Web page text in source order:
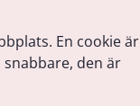
En cookie är
den är